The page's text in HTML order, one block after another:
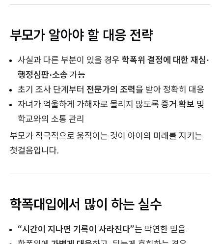
부모가 알아야 할 대응 전략
사실과 다른 부분이 있을 경우 학폭위 결정에 대한 재심·
행정심판·소송가능
초기 조사 단계부터 전문가의 조력을 받아 정확히 대응
자녀가 억울하게 가해자로 몰리지 않도록 증거 확보 및
학교와의 소통 관리
부모가 적극적으로 움직이는 것이 아이의 미래를 지키는
첫걸음입니다.
학폭대입에서 많이 하는 실수
“시간이 지나면 기록이 사라진다”는 막연한 믿음